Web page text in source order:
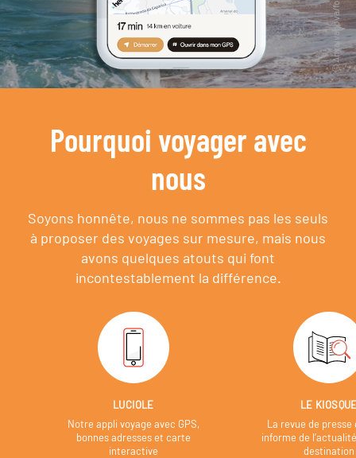
Pourquoi voyager avec
nous
Soyons honnête, nous ne sommes pas les seuls
à proposer des voyages sur mesure, mais nous
avons quelques atouts qui font
incontestablement la différence.
LUCIOLE
Notre appli voyage avec GPS,
bonnes adresses et carte
interactive
LE
La revue de presse
informe de
destination